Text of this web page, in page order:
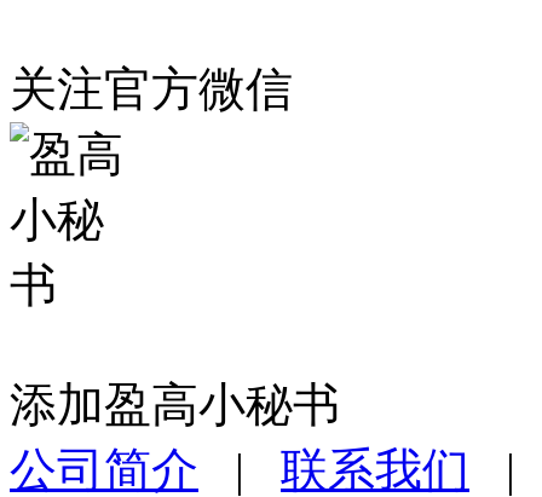
关注官方微信
添加盈高小秘书
公司简介 | 联系我们